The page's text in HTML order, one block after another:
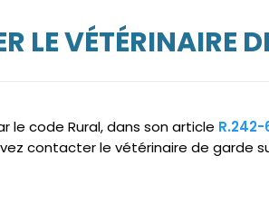
LE VÉTÉRINAIRE
le code Rural, dans son article R.242-
contacter le vétérinaire de garde sur